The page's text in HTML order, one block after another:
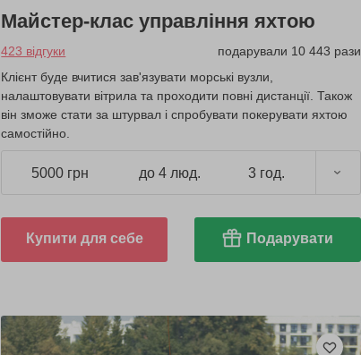
Майстер-клас управління яхтою
423 відгуки
подарували 10 443 рази
Клієнт буде вчитися зав'язувати морські вузли,
налаштовувати вітрила та проходити повні дистанції. Також
він зможе стати за штурвал і спробувати покерувати яхтою
самостійно.
5000 грн до 4 люд. 3 год.
Купити для себе Подарувати